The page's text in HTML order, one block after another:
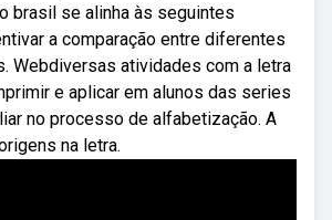
brasil se alinha às seguintes
a comparação entre diferentes
Webdiversas atividades com a letra
e aplicar em alunos das series
no processo de alfabetização. A
na letra.